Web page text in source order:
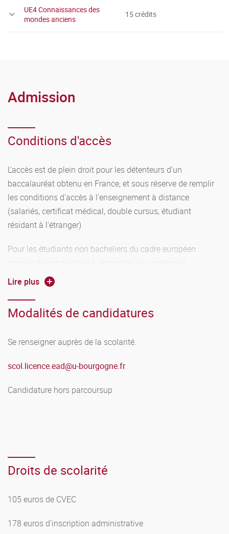
UE4 Connaissances des
mondes anciens
15 crédits
Admission
Conditions d'accès
L'accès est de plein droit pour les détenteurs d'un
baccalauréat obtenu en France, et sous réserve de remplir
les conditions d'accès à l'enseignement à distance
(salariés, certificat médical, double cursus, étudiant
résidant à l'étranger)
Pour les étudiants non bacheliers du cadre européen :
pédagogique, sous réserve de remplir les conditions
d'accès à l'Enseignement à distance.
Pour les étudiants internationaux, demande préalable à
Lire plus
Modalités de candidatures
Se renseigner auprès de la scolarité.
scol.licence.ead@u-bourgogne.fr
Candidature hors parcoursup
Droits de scolarité
105 euros de CVEC
178 euros d'inscription administrative